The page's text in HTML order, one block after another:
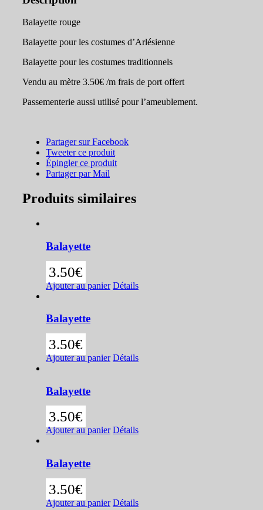
Balayette rouge
Balayette pour les costumes d’Arlésienne
Balayette pour les costumes traditionnels
Vendu au mètre 3.50€ /m frais de port offert
Passementerie aussi utilisé pour l’ameublement.
Partager sur Facebook
Tweeter ce produit
Épingler ce produit
Partager par Mail
Produits similaires
Balayette
3.50€
Ajouter au panier Détails
Balayette
3.50€
Ajouter au panier Détails
Balayette
3.50€
Ajouter au panier Détails
Balayette
3.50€
Ajouter au panier Détails